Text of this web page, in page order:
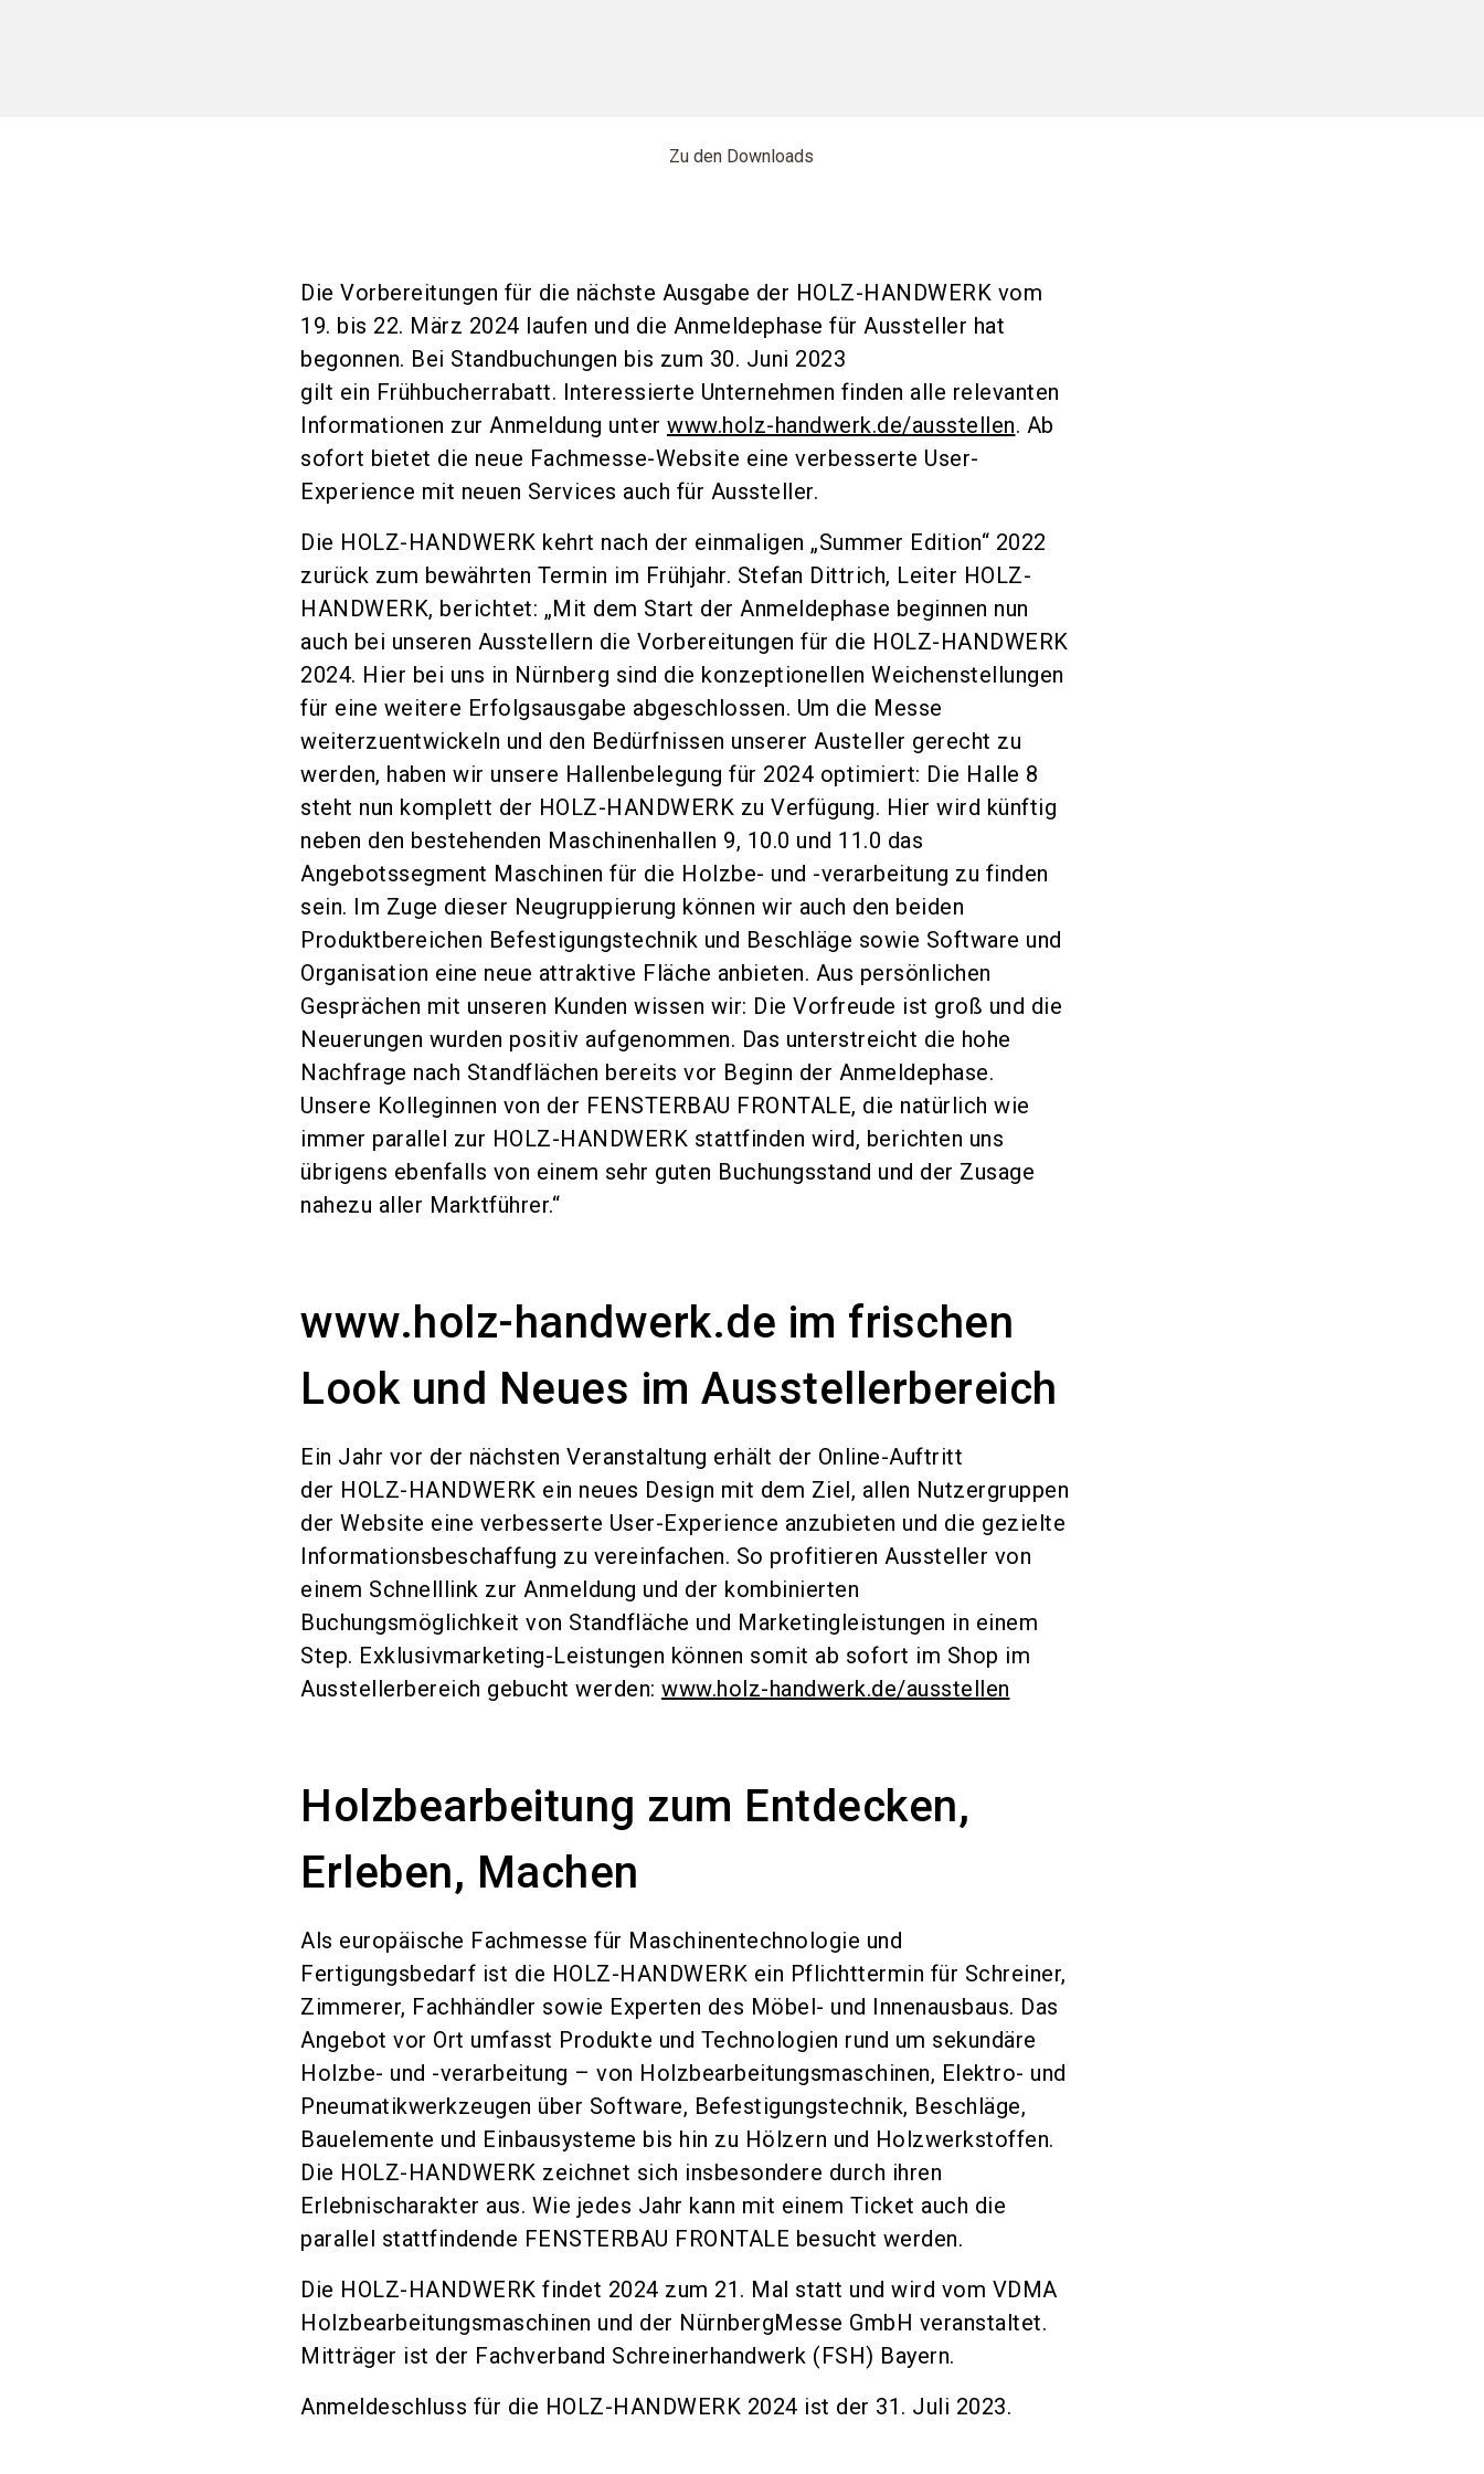
Zu den Downloads
Die Vorbereitungen für die nächste Ausgabe der HOLZ-HANDWERK vom
19. bis 22. März 2024 laufen und die Anmeldephase für Aussteller hat
begonnen. Bei Standbuchungen bis zum 30. Juni 2023
gilt ein Frühbucherrabatt. Interessierte Unternehmen finden alle relevanten
Informationen zur Anmeldung unter www.holz-handwerk.de/ausstellen. Ab
sofort bietet die neue Fachmesse-Website eine verbesserte User-
Experience mit neuen Services auch für Aussteller.
Die HOLZ-HANDWERK kehrt nach der einmaligen „Summer Edition“ 2022
zurück zum bewährten Termin im Frühjahr. Stefan Dittrich, Leiter HOLZ-
HANDWERK, berichtet: „Mit dem Start der Anmeldephase beginnen nun
auch bei unseren Ausstellern die Vorbereitungen für die HOLZ-HANDWERK
2024. Hier bei uns in Nürnberg sind die konzeptionellen Weichenstellungen
für eine weitere Erfolgsausgabe abgeschlossen. Um die Messe
weiterzuentwickeln und den Bedürfnissen unserer Austeller gerecht zu
werden, haben wir unsere Hallenbelegung für 2024 optimiert: Die Halle 8
steht nun komplett der HOLZ-HANDWERK zu Verfügung. Hier wird künftig
neben den bestehenden Maschinenhallen 9, 10.0 und 11.0 das
Angebotssegment Maschinen für die Holzbe- und -verarbeitung zu finden
sein. Im Zuge dieser Neugruppierung können wir auch den beiden
Produktbereichen Befestigungstechnik und Beschläge sowie Software und
Organisation eine neue attraktive Fläche anbieten. Aus persönlichen
Gesprächen mit unseren Kunden wissen wir: Die Vorfreude ist groß und die
Neuerungen wurden positiv aufgenommen. Das unterstreicht die hohe
Nachfrage nach Standflächen bereits vor Beginn der Anmeldephase.
Unsere Kolleginnen von der FENSTERBAU FRONTALE, die natürlich wie
immer parallel zur HOLZ-HANDWERK stattfinden wird, berichten uns
übrigens ebenfalls von einem sehr guten Buchungsstand und der Zusage
nahezu aller Marktführer.“
www.holz-handwerk.de im frischen
Look und Neues im Ausstellerbereich
Ein Jahr vor der nächsten Veranstaltung erhält der Online-Auftritt
der HOLZ-HANDWERK ein neues Design mit dem Ziel, allen Nutzergruppen
der Website eine verbesserte User-Experience anzubieten und die gezielte
Informationsbeschaffung zu vereinfachen. So profitieren Aussteller von
einem Schnelllink zur Anmeldung und der kombinierten
Buchungsmöglichkeit von Standfläche und Marketingleistungen in einem
Step. Exklusivmarketing-Leistungen können somit ab sofort im Shop im
Ausstellerbereich gebucht werden: www.holz-handwerk.de/ausstellen
Holzbearbeitung zum Entdecken,
Erleben, Machen
Als europäische Fachmesse für Maschinentechnologie und
Fertigungsbedarf ist die HOLZ-HANDWERK ein Pflichttermin für Schreiner,
Zimmerer, Fachhändler sowie Experten des Möbel- und Innenausbaus. Das
Angebot vor Ort umfasst Produkte und Technologien rund um sekundäre
Holzbe- und -verarbeitung – von Holzbearbeitungsmaschinen, Elektro- und
Pneumatikwerkzeugen über Software, Befestigungstechnik, Beschläge,
Bauelemente und Einbausysteme bis hin zu Hölzern und Holzwerkstoffen.
Die HOLZ-HANDWERK zeichnet sich insbesondere durch ihren
Erlebnischarakter aus. Wie jedes Jahr kann mit einem Ticket auch die
parallel stattfindende FENSTERBAU FRONTALE besucht werden.
Die HOLZ-HANDWERK findet 2024 zum 21. Mal statt und wird vom VDMA
Holzbearbeitungsmaschinen und der NürnbergMesse GmbH veranstaltet.
Mitträger ist der Fachverband Schreinerhandwerk (FSH) Bayern.
Anmeldeschluss für die HOLZ-HANDWERK 2024 ist der 31. Juli 2023.